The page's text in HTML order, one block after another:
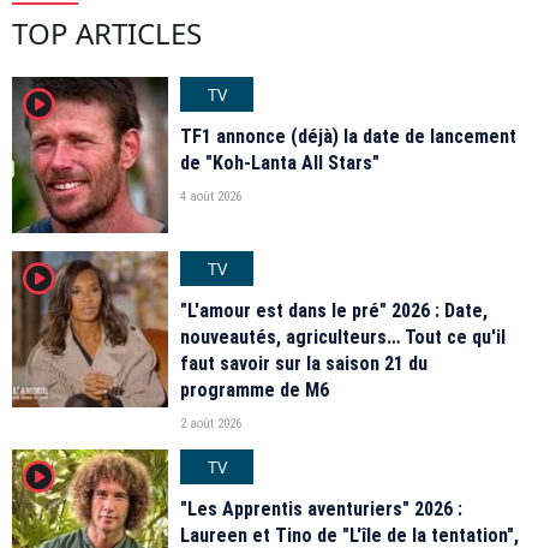
TOP ARTICLES
player2
TV
TF1 annonce (déjà) la date de lancement
de "Koh-Lanta All Stars"
4 août 2026
player2
TV
"L'amour est dans le pré" 2026 : Date,
nouveautés, agriculteurs… Tout ce qu'il
faut savoir sur la saison 21 du
programme de M6
2 août 2026
player2
TV
"Les Apprentis aventuriers" 2026 :
Laureen et Tino de "L'île de la tentation",